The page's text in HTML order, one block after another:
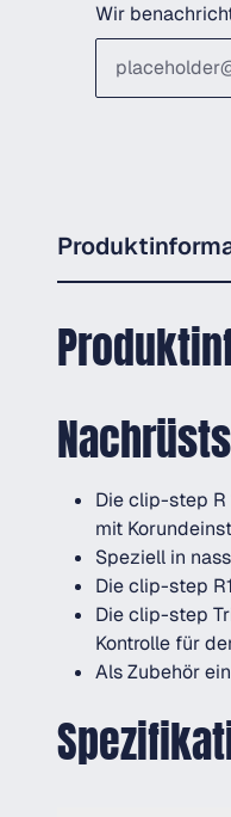
Wir
Die clip-step
mit
Speziell in
Die clip-step
Die clip-step
Kontrolle für
Als Zubehör